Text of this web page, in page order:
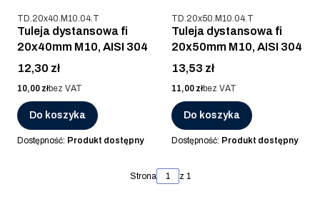
Kod produktu
TD.20x40.M10.04.T
Tuleja dystansowa fi
20x40mm M10, AISI 304
Cena
12,30 zł
Cena
10,00 złbez VAT
Do koszyka
Dostępność: Produkt dostępny
Kod produktu
TD.20x50.M10.04.T
Tuleja dystansowa fi
20x50mm M10, AISI 304
Cena
13,53 zł
Cena
11,00 złbez VAT
Do koszyka
Dostępność: Produkt dostępny
Strona z 1